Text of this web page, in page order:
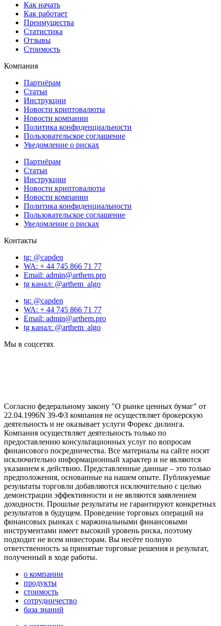
Как начать
Как работает
Преимущества
Статистика
Отзывы
Стоимость
Компания
Партнёрам
Статьи
Инструкции
Новости криптовалюты
Новости компании
Политика конфиденциальности
Пользовательское соглашение
Уведомление о рисках
Партнёрам
Статьи
Инструкции
Новости криптовалюты
Новости компании
Политика конфиденциальности
Пользовательское соглашение
Уведомление о рисках
Контакты
tg: @capden
WA: + 44 745 866 71 77
Email: admin@arthem.pro
tg канал: @arthem_algo
tg: @capden
WA: + 44 745 866 71 77
Email: admin@arthem.pro
tg канал: @arthem_algo
Мы в соцсетях
Согласно федеральному закону "О рынке ценных бумаг" от
22.04.1996N 39-ФЗ компания не осуществляет брокерскую
деятельность и не оказывает услуги Форекс дилинга.
Компания осуществляет деятельность только по
предоставлению консультационных услуг по вопросам
финансового посредничества. Все материалы на сайте носят
исключительно информационный характер и не являются
указанием к действию. Представленные данные – это только
предположения, основанные на нашем опыте. Публикуемые
результаты торговли добавляются исключительно с целью
демонстрации эффективности и не являются заявлением
доходности. Прошлые результаты не гарантируют конкретных
результатов в будущем. Проведение торговых операций на
финансовых рынках с маржинальными финансовыми
инструментами имеет высокий уровень риска, поэтому
подходит не всем инвесторам. Вы несёте полную
ответственность за принятые торговые решения и результат,
полученный в ходе работы.
о компании
продукты
стоимость
сотрудничество
база знаний